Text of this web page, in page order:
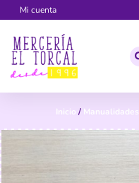
Mi cuenta
Inicio / Manualidades